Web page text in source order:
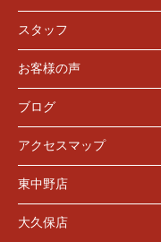
スタッフ
お客様の声
ブログ
アクセスマップ
東中野店
大久保店